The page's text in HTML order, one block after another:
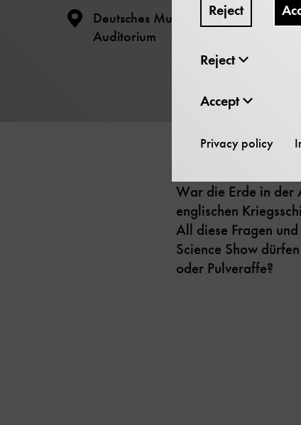
Deutsches Museum - Museumsinsel -
Auditorium
War die Erde in der
englischen
All diese Fragen
Science Show
oder Pulveraffe?
Reject
Reject
Accept
Privacy policy